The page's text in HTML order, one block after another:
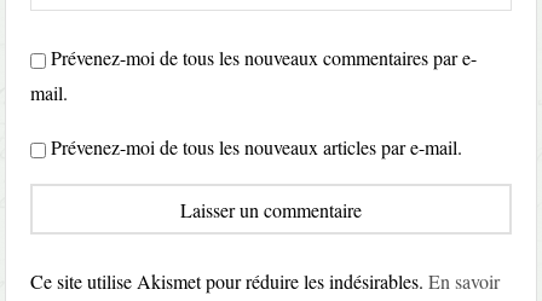
Prévenez-moi de tous les nouveaux commentaires par e-
mail.
Prévenez-moi de tous les nouveaux articles par e-mail.
Ce site utilise Akismet pour réduire les indésirables.En savoir